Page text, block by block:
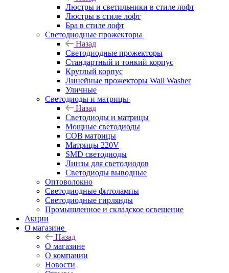
Люстры и светильники в стиле лофт
Люстры в стиле лофт
Бра в стиле лофт
Светодиодные прожекторы
Назад
Светодиодные прожекторы
Стандартный и тонкий корпус
Круглый корпус
Линейные прожекторы Wall Washer
Уличные
Светодиоды и матрицы
Назад
Светодиоды и матрицы
Мощные светодиоды
COB матрицы
Матрицы 220V
SMD светодиоды
Линзы для светодиодов
Светодиоды выводные
Оптоволокно
Светодиодные фитолампы
Светодиодные гирлянды
Промышленное и складское освещение
Акции
О магазине
Назад
О магазине
О компании
Новости